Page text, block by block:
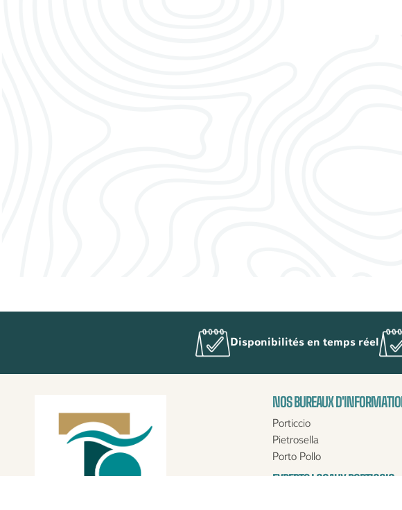
Disponibilités en temps réel
NOS BUREAUX
Porticcio
Pietrosella
Porto Pollo
EXPERTS LOCAUX PORTICCIO